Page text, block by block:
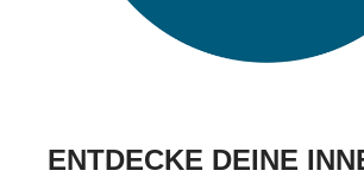
ENTDECKE DEINE